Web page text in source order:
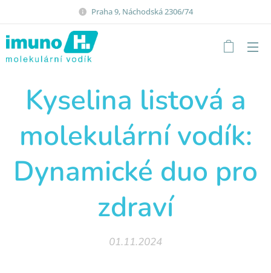
Praha 9, Náchodská 2306/74
Kyselina listová a
molekulární vodík:
Dynamické duo pro
zdraví
01.11.2024